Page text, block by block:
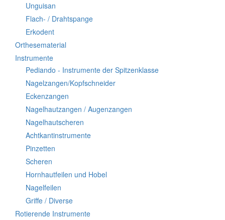
Unguisan
Flach- / Drahtspange
Erkodent
Orthesematerial
Instrumente
Pediando - Instrumente der Spitzenklasse
Nagelzangen/Kopfschneider
Eckenzangen
Nagelhautzangen / Augenzangen
Nagelhautscheren
Achtkantinstrumente
Pinzetten
Scheren
Hornhautfeilen und Hobel
Nagelfeilen
Griffe / Diverse
Rotierende Instrumente